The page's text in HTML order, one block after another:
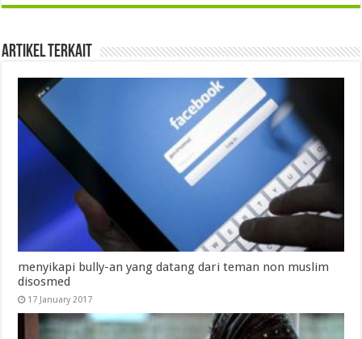
Artikel Terkait
menyikapi bully-an yang datang dari teman non muslim
disosmed
17 January 2017